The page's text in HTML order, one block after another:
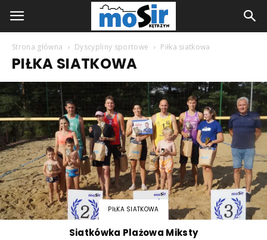
Strona główna Dyscypliny sportowe Piłka siatkowa
PIŁKA SIATKOWA
PIŁKA SIATKOWA
Siatkówka Plażowa Miksty